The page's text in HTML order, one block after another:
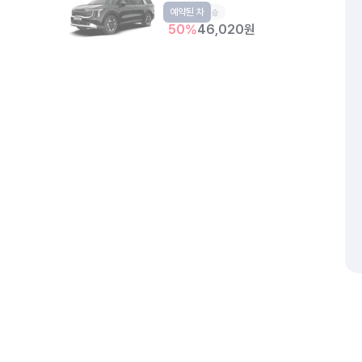
RV 9인승
50%46,020원
예약된 차